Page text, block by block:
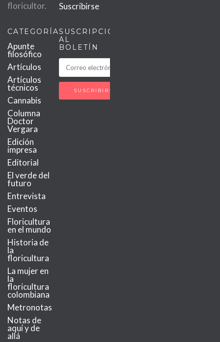
floricultor.
Suscribirse
CATEGORÍAS
Apunte
filosófico
Artículos
Artículos
técnicos
Cannabis
Columna
Doctor
Vergara
Edición
impresa
Editorial
El verde del
futuro
Entrevista
Eventos
Floricultura
en el mundo
Historia de
la
floricultura
La mujer en
la
floricultura
colombiana
Metronotas
Notas de
aquí y de
allá
SUSCRIPCIÓN
AL
BOLETÍN